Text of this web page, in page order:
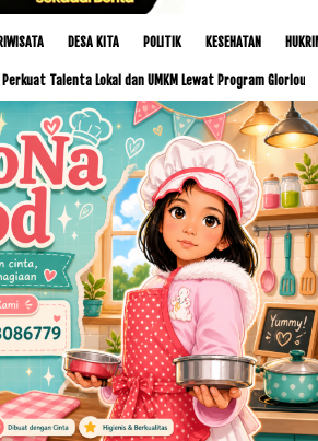
DESA KITA POLITIK KESEHATAN
Lokal dan UMKM Lewat Program Glorious Golo Mori